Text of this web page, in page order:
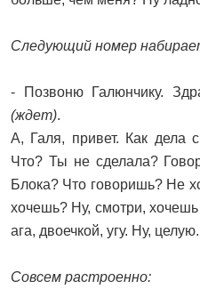
Следующий номер
- Позвоню Галюнчику.
(ждет).
А, Галя, привет. Как дела
Что? Ты не сделала?
Блока? Что говоришь? Не
хочешь? Ну, смотри, хочешь
ага, двоечкой, угу. Ну,
Совсем растроенно: